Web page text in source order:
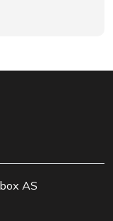
AS